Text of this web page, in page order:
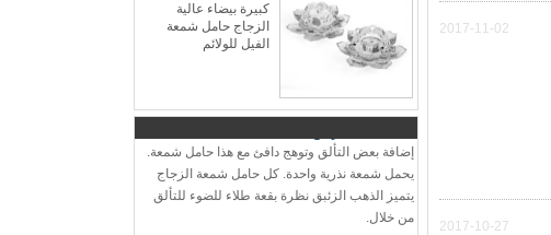
كبيرة بيضاء عالية
الزجاج حامل شمعة
الفيل للولائم
ماذا يمكنك أن تفعل مع بقايا شمعة الشموع؟
هناك الكثير من الأشياء التي يمكنك القيام به مع
شمعة حامل الزجاج نقطية بقعة طلاء الذهب
إضافة بعض التألق وتوهج دافئ مع هذا حامل شمعة.
يحمل شمعة نذرية واحدة. كل حامل شمعة الزجاج
يتميز الذهب الزئبق نظرة بقعة طلاء للضوء للتألق
من خلال.
2017-11-02
2017-10-27